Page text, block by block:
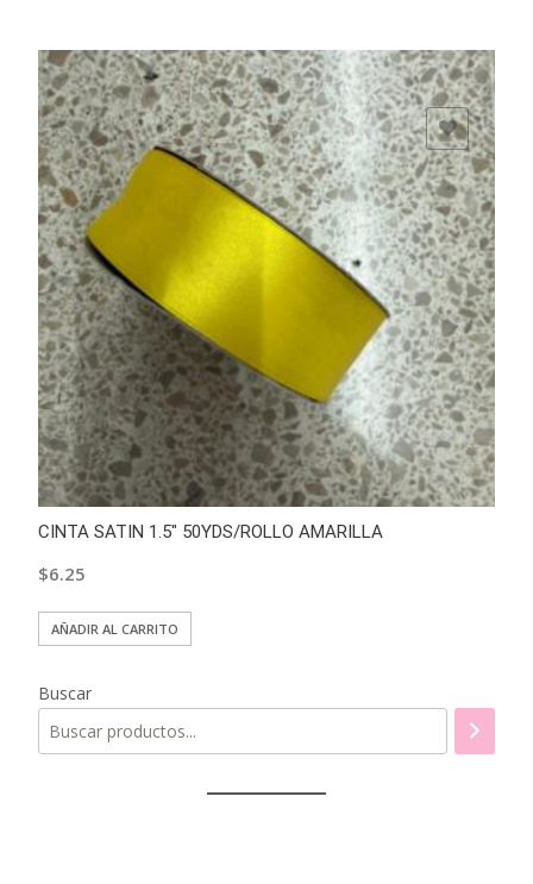
CINTA SATIN 1.5″ 50YDS/ROLLO AMARILLA
$6.25
AÑADIR AL CARRITO
ADD TO WISHLIST
Buscar